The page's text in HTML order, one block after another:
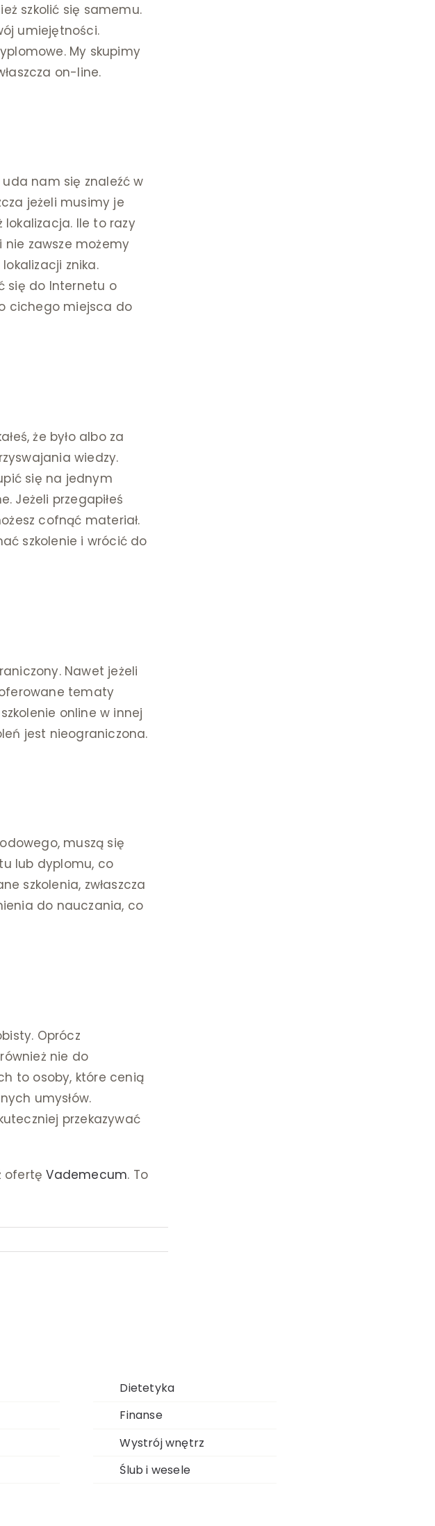
szkolić się samemu.
umiejętności.
My skupimy
on-line.
nam się znaleźć w
jeżeli musimy je
Ile to razy
nie zawsze możemy
znika.
się do Internetu o
cichego miejsca do
że było albo za
wiedzy.
się na jednym
Jeżeli przegapiłeś
cofnąć materiał.
szkolenie i wrócić do
Nawet jeżeli
tematy
online w innej
jest nieograniczona.
muszą się
lub dyplomu, co
szkolenia, zwłaszcza
do nauczania, co
Oprócz
nie do
to osoby, które cenią
umysłów.
przekazywać
ofertęVademecum. To
Dietetyka
Finanse
Wystrój wnętrz
Ślub i wesele